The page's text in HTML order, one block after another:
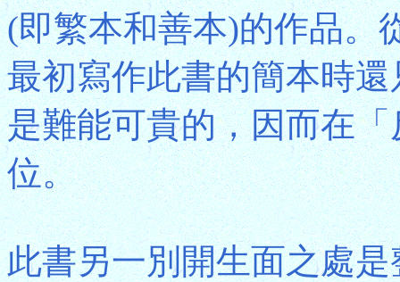
(即繁本和善本)的作品。
最初寫作此書的簡本時
是難能可貴的，因而在
位。
此書另一別開生面之處